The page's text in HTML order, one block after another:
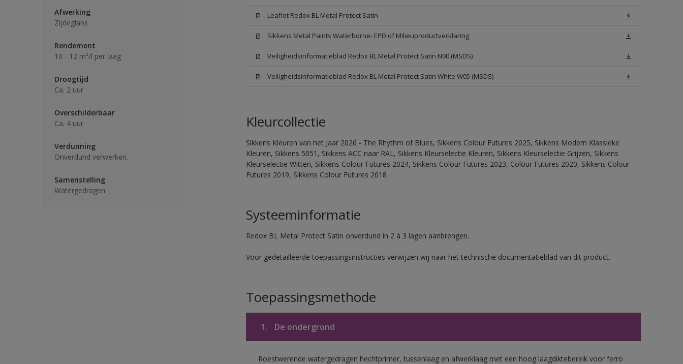
Afwerking
Zijdeglans
Rendement
10 - 12 m²/l per laag
Droogtijd
Ca. 2 uur
Overschilderbaar
Ca. 4 uur
Verdunning
Onverdund verwerken.
Samenstelling
Watergedragen
Leaflet Redox BL Metal Protect Satin
Sikkens Metal Paints Waterborne- EPD of Milieuproductverklaring
Veiligheidsinformatieblad Redox BL Metal Protect Satin N00 (MSDS)
Veiligheidsinformatieblad Redox BL Metal Protect Satin White W05 (MSDS)
Kleurcollectie
Sikkens Kleuren van het Jaar 2026 - The Rhythm of Blues, Sikkens Colour Futures 2025, Sikkens Modern Klassieke
Kleuren, Sikkens 5051, Sikkens ACC naar RAL, Sikkens Kleurselectie Kleuren, Sikkens Kleurselectie Grijzen, Sikkens
Kleurselectie Witten, Sikkens Colour Futures 2024, Sikkens Colour Futures 2023, Colour Futures 2020, Sikkens Colour
Futures 2019, Sikkens Colour Futures 2018
Systeeminformatie
Redox BL Metal Protect Satin onverdund in 2 à 3 lagen aanbrengen.
Voor gedetailleerde toepassingsinstructies verwijzen wij naar het technische documentatieblad van dit product.
Toepassingsmethode
1. De ondergrond
Roestwerende watergedragen hechtprimer, tussenlaag en afwerklaag met een hoog laagdiktebereik voor ferro